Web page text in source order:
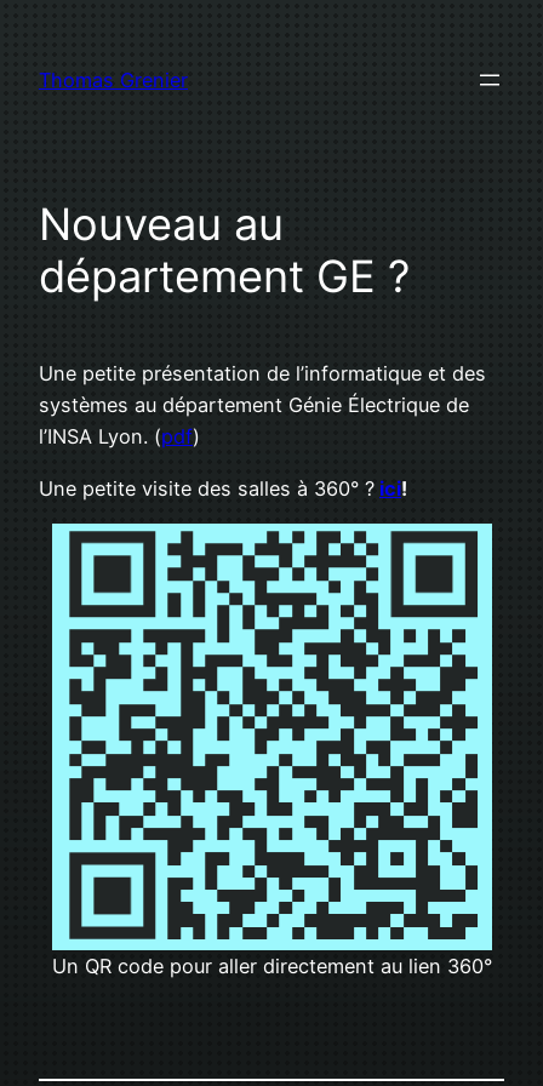
content
Thomas Grenier
Nouveau au
département GE ?
Une petite présentation de l’informatique et des
systèmes au département Génie Électrique de
l’INSA Lyon. (pdf)
Une petite visite des salles à 360° ? ici!
Un QR code pour aller directement au lien 360°